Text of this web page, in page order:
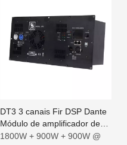
FIR filtros, crossover, EQ,
compressor multiband, RMS
e limitador térmico
Fonte de alimentação de
tensão de 90 a 260V com
DT3 3 canais Fir DSP Dante
Módulo de amplificador de
placa de áudio para sistema
1800W + 900W + 900W @